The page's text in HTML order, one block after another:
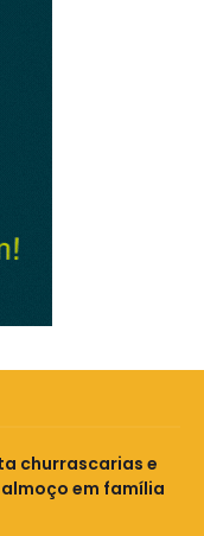
churrascarias e
em família